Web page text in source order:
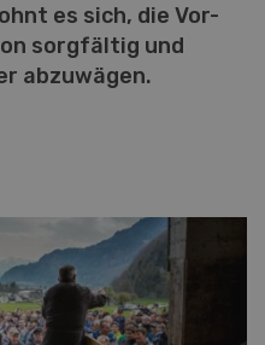
es sich, die Vor-
sorgfältig und
abzuwägen.